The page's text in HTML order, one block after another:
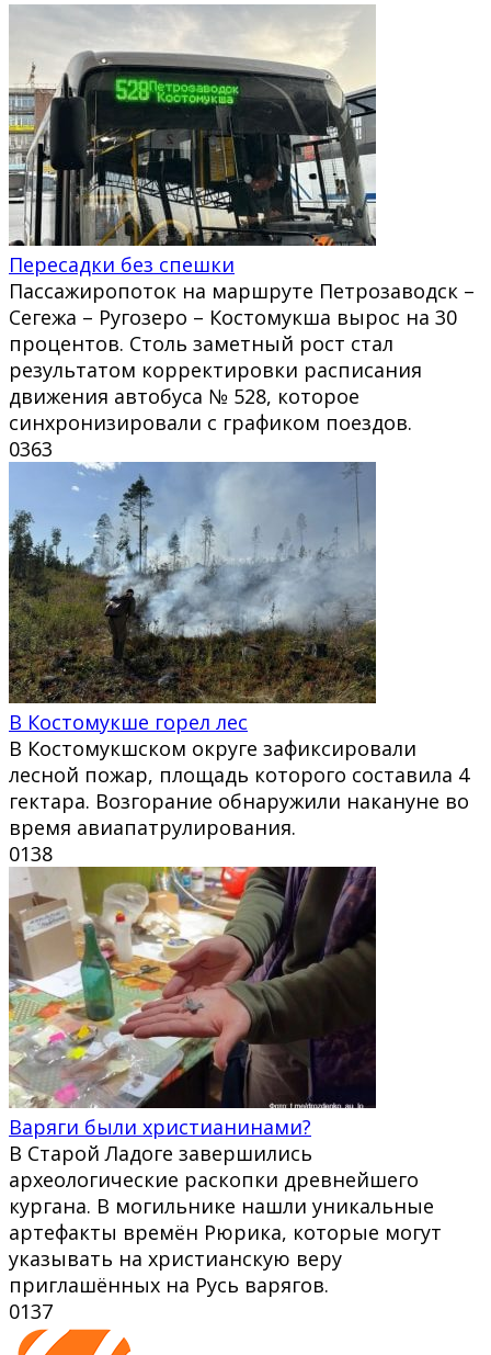
Пересадки без спешки
Пассажиропоток на маршруте Петрозаводск –
Сегежа – Ругозеро – Костомукша вырос на 30
процентов. Столь заметный рост стал
результатом корректировки расписания
движения автобуса № 528, которое
синхронизировали с графиком поездов.
0363
В Костомукше горел лес
В Костомукшском округе зафиксировали
лесной пожар, площадь которого составила 4
гектара. Возгорание обнаружили накануне во
время авиапатрулирования.
0138
Варяги были христианинами?
В Старой Ладоге завершились
археологические раскопки древнейшего
кургана. В могильнике нашли уникальные
артефакты времён Рюрика, которые могут
указывать на христианскую веру
приглашённых на Русь варягов.
0137